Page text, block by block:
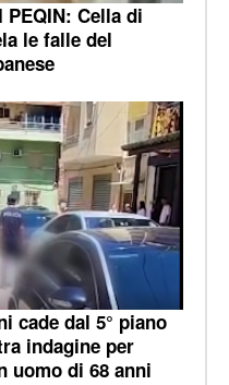
PEQIN: Cella di
le falle del
cade dal 5° piano
indagine per
uomo di 68 anni